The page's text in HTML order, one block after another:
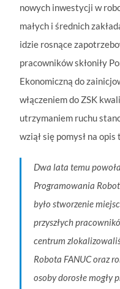
nowych inwestycji w
małych i średnich
idzie rosnące
pracowników skłoniły
Ekonomiczną do
włączeniem do ZSK
utrzymaniem ruchu
wziął się pomysł na
Dwa lata temu
Programowania
było stworzenie
przyszłych
centrum
Robota FANUC oraz
osoby dorosłe mogły